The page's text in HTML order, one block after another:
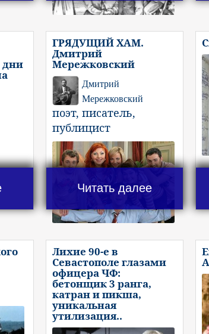
дни
ГРЯДУЩИЙ ХАМ.
Дмитрий
Мережковский
Дмитрий
Мережковский
поэт, писатель,
публицист
Читать далее
Лихие 90-е в
Севастополе глазами
офицера ЧФ:
бетонщик 3 ранга,
катран и пикша,
уникальная
утилизация..